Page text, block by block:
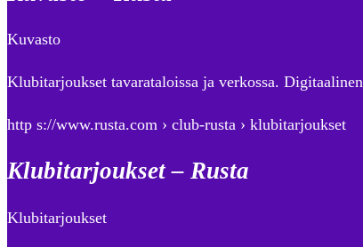
Kuvasto
Klubitarjoukset tavarataloissa ja verkossa.
http s://www.rusta.com › club-rusta › klubitarjoukset
Klubitarjoukset – Rusta
Klubitarjoukset